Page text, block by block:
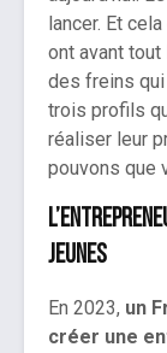
lancer. Et
ont avant
des freins qui
trois profils
réaliser leur
pouvons que
jeunes
En 2023, un
créer une